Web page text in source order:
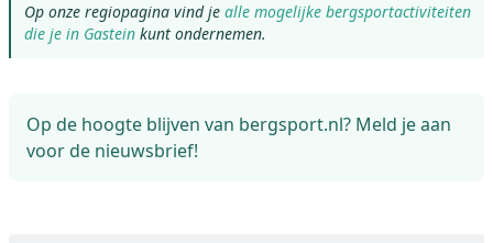
Op onze regiopagina vind je alle mogelijke bergsportactiviteiten
die je in Gastein kunt ondernemen.
Op de hoogte blijven van bergsport.nl? Meld je aan
voor de nieuwsbrief!